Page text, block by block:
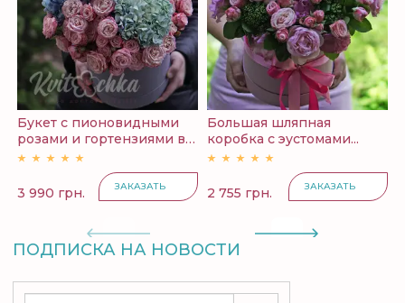
Букет с пионовидными
розами и гортензиями в
к...
3 990 грн. ЗАКАЗАТЬ
Большая шляпная
коробка с эустомами...
2 755 грн. ЗАКАЗАТЬ
ПОДПИСКА НА НОВОСТИ